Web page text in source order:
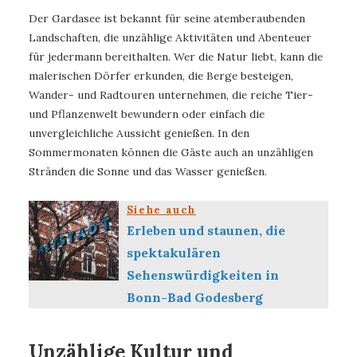
Der Gardasee ist bekannt für seine atemberaubenden
Landschaften, die unzählige Aktivitäten und Abenteuer
für jedermann bereithalten. Wer die Natur liebt, kann die
malerischen Dörfer erkunden, die Berge besteigen,
Wander- und Radtouren unternehmen, die reiche Tier-
und Pflanzenwelt bewundern oder einfach die
unvergleichliche Aussicht genießen. In den
Sommermonaten können die Gäste auch an unzähligen
Stränden die Sonne und das Wasser genießen.
Siehe auch
Erleben und staunen, die
spektakulären
Sehenswürdigkeiten in
Bonn-Bad Godesberg
Unzählige Kultur und